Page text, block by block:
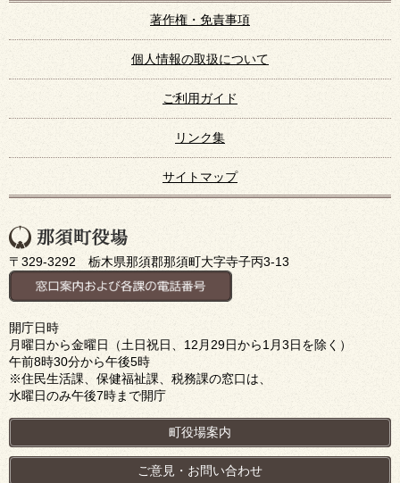
著作権・免責事項
個人情報の取扱について
ご利用ガイド
リンク集
サイトマップ
〒329-3292 栃木県那須郡那須町大字寺子丙3-13
開庁日時
月曜日から金曜日（土日祝日、12月29日から1月3日を除く）
午前8時30分から午後5時
※住民生活課、保健福祉課、税務課の窓口は、
水曜日のみ午後7時まで開庁
町役場案内
ご意見・お問い合わせ